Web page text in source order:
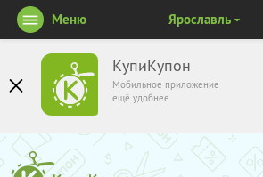
КупиКупон
Мобильное приложение
ещё удобнее
Меню Ярославль